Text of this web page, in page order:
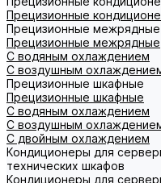
Прецизионные
Прецизионные межрядные
Прецизионные межрядные
С водяным охлаждением
С воздушным
Прецизионные шкафные
Прецизионные шкафные
С водяным охлаждением
С воздушным
С двойным охлаждением
Кондиционеры для
технических шкафов
Кондиционеры для